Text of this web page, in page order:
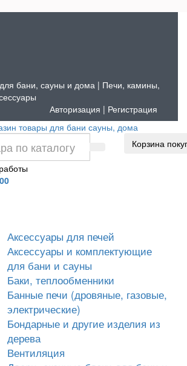
бани, сауны и дома | Печи, камины,
Авторизация | Регистрация
Корзина
Аксессуары для печей
Аксессуары и комплектующие
для бани и сауны
Баки, теплообменники
Банные печи (дровяные, газовые,
электрические)
Бондарные и другие изделия из
дерева
Вентиляция